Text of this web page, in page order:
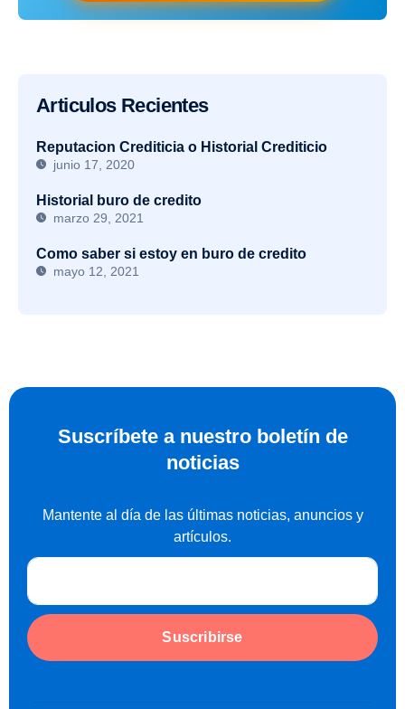
Articulos Recientes
Reputacion Crediticia o Historial Crediticio
junio 17, 2020
Historial buro de credito
marzo 29, 2021
Como saber si estoy en buro de credito
mayo 12, 2021
Suscríbete a nuestro boletín de
noticias
Mantente al día de las últimas noticias, anuncios y
artículos.
Suscribirse